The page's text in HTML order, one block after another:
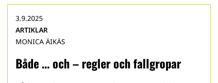
Både … och – regler och fallgropar
3.9.2025
ARTIKLAR
MONICA ÄIKÄS